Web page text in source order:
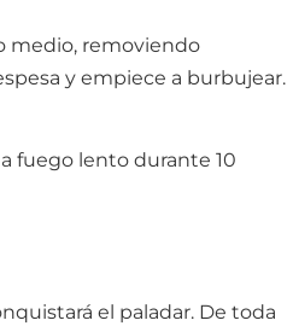
medio, removiendo
y empiece a burbujear.
fuego lento durante 10
el paladar. De toda